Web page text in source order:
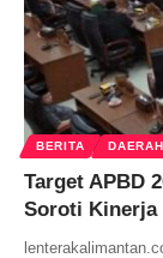
BERITA DAERAH
Target APBD
Soroti Kinerja